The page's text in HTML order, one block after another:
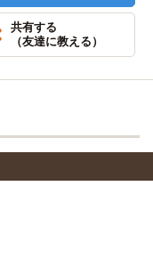
共有する
（友達に教える）